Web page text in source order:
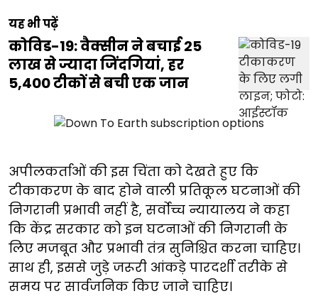
यह भी पढ़ें
कोविड-19: वैक्सीन ने बचाई 25
लाख से ज्यादा जिंदगियां, हर
5,400 टीकों से बची एक जान
अपीलकर्ताओं की इस चिंता को देखते हुए कि
टीकाकरण के बाद होने वाली प्रतिकूल घटनाओं की
निगरानी प्रभावी नहीं है, सर्वोच्च न्यायालय ने कहा
कि केंद्र सरकार को इन घटनाओं की निगरानी के
लिए मजबूत और प्रभावी तंत्र सुनिश्चित करना चाहिए।
साथ ही, इससे जुड़े जरूरी आंकड़े पारदर्शी तरीके से
समय पर सार्वजनिक किए जाने चाहिए।